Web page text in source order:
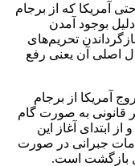
آمریکا که از برجام
بوجود آمدن
تحریم‌های
اصلی آن یعنی رفع
آمریکا از برجام
قانونی به صورت گام
ابتدای آغاز این
جبرانی در صورت
بازگشت است.